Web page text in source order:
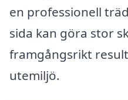
en professionell
sida kan göra stor
framgångsrikt
utemiljö.